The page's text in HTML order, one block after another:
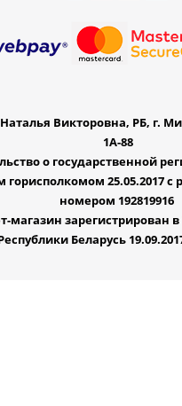
Викторовна, РБ, г.
1А-88
о государственной
25.05.2017 с
номером 192819916
магазин зарегистрирован в
Беларусь